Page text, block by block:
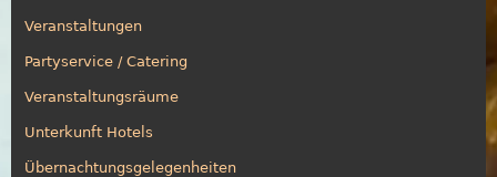
Veranstaltungen
Partyservice / Catering
Veranstaltungsräume
Unterkunft Hotels
Übernachtungsgelegenheiten